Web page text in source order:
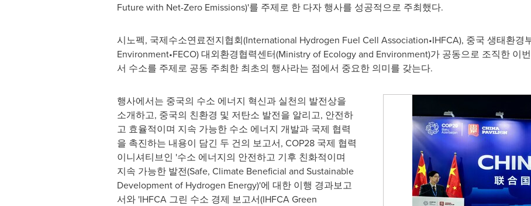
Future with Net-Zero Emissions)'를 주제로 한 다자 행사를 성공적으로 주최했다.
시노펙, 국제수소연료전지협회(International Hydrogen Fuel Cell Association•IHFCA), 중국 생태환경
Environment•FECO) 대외환경협력센터(Ministry of Ecology and Environment)가 공동으로 조직한 이
서 수소를 주제로 공동 주최한 최초의 행사라는 점에서 중요한 의미를 갖는다.
행사에서는 중국의 수소 에너지 혁신과 실천의 발전상을
소개하고, 중국의 친환경 및 저탄소 발전을 알리고, 안전하
고 효율적이며 지속 가능한 수소 에너지 개발과 국제 협력
을 촉진하는 내용이 담긴 두 건의 보고서, COP28국제 협력
이니셔티브인 '수소 에너지의 안전하고 기후 친화적이며
지속 가능한 발전(Safe, Climate Beneficial and Sustainable
Development of Hydrogen Energy)'에 대한 이행 경과보고
서와 'IHFCA 그린 수소 경제 보고서(IHFCA Green